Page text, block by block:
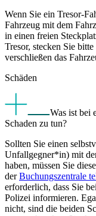
Wenn Sie ein Tresor-
Fahrzeug mit dem
in einen freien
Tresor, stecken Sie
verschließen das
Schäden
Was ist bei
Schaden zu tun?
Sollten Sie einen
Unfallgegner*in) mit
haben, müssen Sie
derBuchungszentrale
erforderlich, dass Sie
Polizei informieren.
nicht, sind die beiden